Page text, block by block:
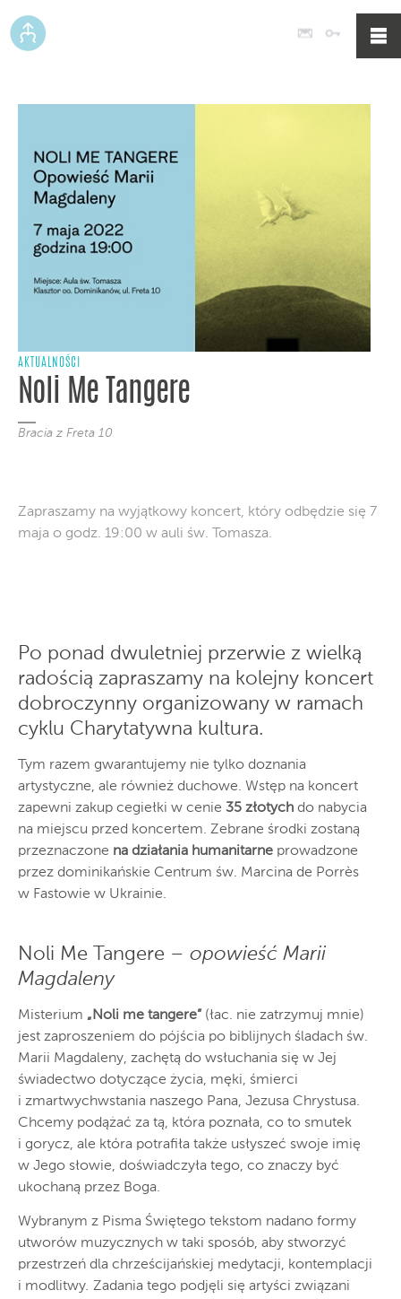
Poczta
AKTUALNOŚCI
Noli Me Tangere
Bracia z Freta 10
Zapraszamy na wyjątkowy koncert, który odbędzie się 7
maja o godz. 19:00 w auli św. Tomasza.
Po ponad dwuletniej przerwie z wielką
radością zapraszamy na kolejny koncert
dobroczynny organizowany w ramach
cyklu Charytatywna kultura.
Tym razem gwarantujemy nie tylko doznania
artystyczne, ale również duchowe. Wstęp na koncert
zapewni zakup cegiełki w cenie 35 złotych do nabycia
na miejscu przed koncertem. Zebrane środki zostaną
przeznaczone na działania humanitarne prowadzone
przez dominikańskie Centrum św. Marcina de Porrès
w Fastowie w Ukrainie.
Noli Me Tangere – opowieść Marii
Magdaleny
Misterium „Noli me tangere” (łac. nie zatrzymuj mnie)
jest zaproszeniem do pójścia po biblijnych śladach św.
Marii Magdaleny, zachętą do wsłuchania się w Jej
świadectwo dotyczące życia, męki, śmierci
i zmartwychwstania naszego Pana, Jezusa Chrystusa.
Chcemy podążać za tą, która poznała, co to smutek
i gorycz, ale która potrafiła także usłyszeć swoje imię
w Jego słowie, doświadczyła tego, co znaczy być
ukochaną przez Boga.
Wybranym z Pisma Świętego tekstom nadano formy
utworów muzycznych w taki sposób, aby stworzyć
przestrzeń dla chrześcijańskiej medytacji, kontemplacji
i modlitwy. Zadania tego podjęli się artyści związani